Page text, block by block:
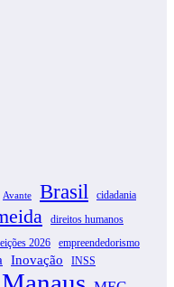
Avante Brasil cidadania
direitos humanos
2026 empreendedorismo
Inovação INSS